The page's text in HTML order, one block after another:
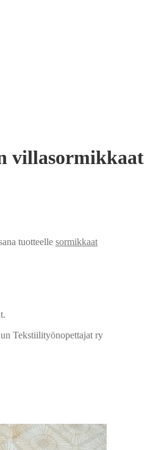
villasormikkaat
tuotteelle sormikkaat
Tekstiilityönopettajat ry